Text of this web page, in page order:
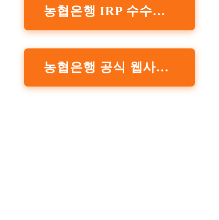
농협은행 IRP 수수료율 바로가기
농협은행 공식 웹사이트